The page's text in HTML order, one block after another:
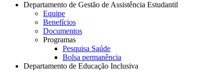
Departamento de Gestão de Assistência Estudantil
Equipe
Benefícios
Documentos
Programas
Pesquisa Saúde
Bolsa permanência
Departamento de Educação Inclusiva